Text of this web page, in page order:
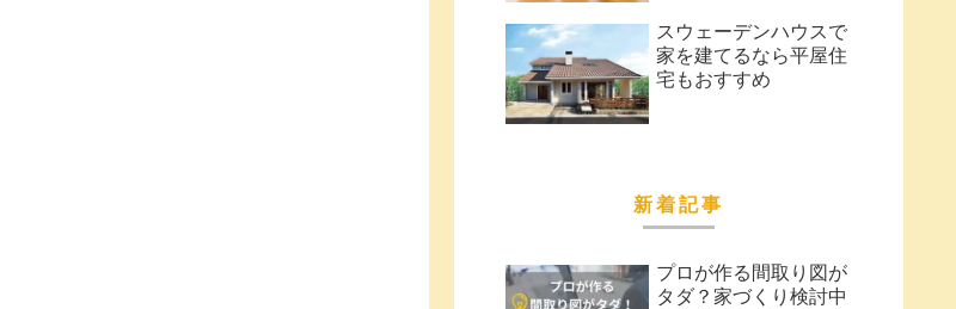
スウェーデンハウスで
家を建てるなら平屋住
宅もおすすめ
新着記事
プロが作る間取り図が
タダ？家づくり検討中